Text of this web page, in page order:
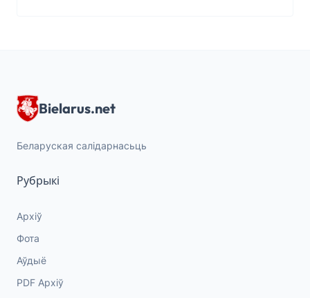
Bielarus.net
Беларуская салідарнасьць
Рубрыкі
Архіў
Фота
Аўдыё
PDF Архіў